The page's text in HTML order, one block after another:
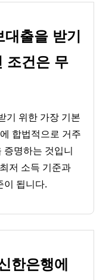
출을 받기
조건은 무
기 위한 가장 기본
합법적으로 거주
명하는 것입니
저 소득 기준과
이 됩니다.
한은행에